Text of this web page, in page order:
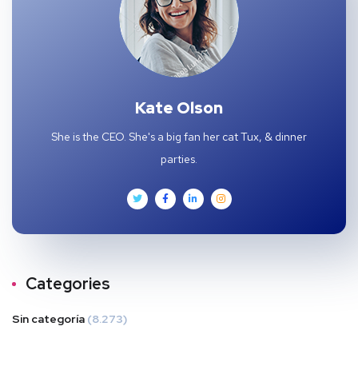
Kate Olson
She is the CEO. She's a big fan her cat Tux, & dinner
parties.
Categories
Sin categoría (8.273)